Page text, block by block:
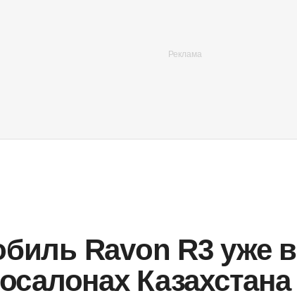
Ravon R3 уже в
Казахстана